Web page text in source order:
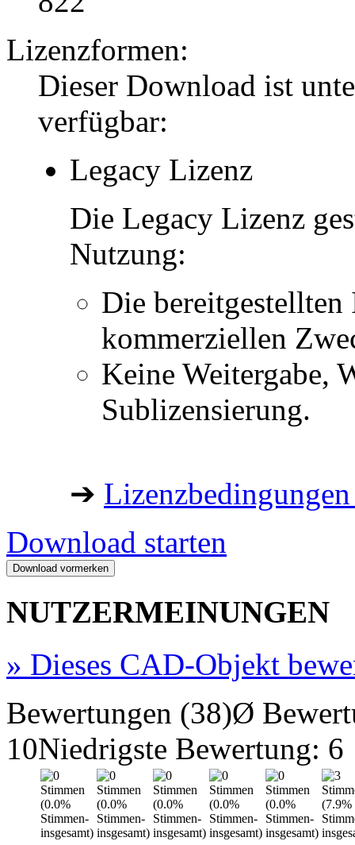
Lizenzformen:
Dieser Download ist
verfügbar:
Legacy Lizenz
Die Legacy Lizenz
Nutzung:
Die
kommerziellen
Keine Weitergabe,
Sublizensierung.
➔
Download starten
NUTZERMEINUNGEN
» Dieses CAD-Objekt
Bewertungen (38)Ø
10Niedrigste Bewertung: 6